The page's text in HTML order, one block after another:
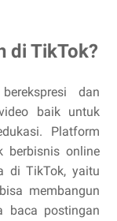
di TikTok?
dan
baik untuk
Platform
berbisnis online
di TikTok, yaitu
membangun
baca postingan